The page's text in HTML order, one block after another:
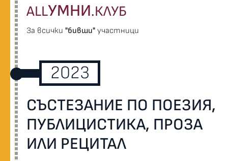
ALLУМНИ.КЛУБ
За всички "бивши" участници
2023
СЪСТЕЗАНИЕ ПО ПОЕЗИЯ,
ПУБЛИЦИСТИКА, ПРОЗА
ИЛИ РЕЦИТАЛ